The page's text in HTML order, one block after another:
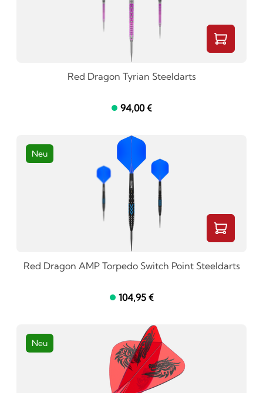
Red Dragon Tyrian Steeldarts
94,00 €
Neu
Red Dragon AMP Torpedo Switch Point Steeldarts
104,95 €
Neu